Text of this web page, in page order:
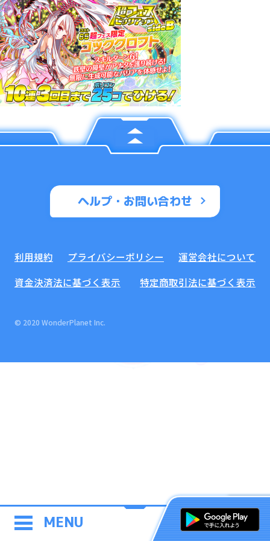
MENU
ヘルプ・お問い合わせ
利用規約 プライバシーポリシー
運営会社について
資金決済法に基づく表示
特定商取引法に基づく表示
© 2020 WonderPlanet Inc.